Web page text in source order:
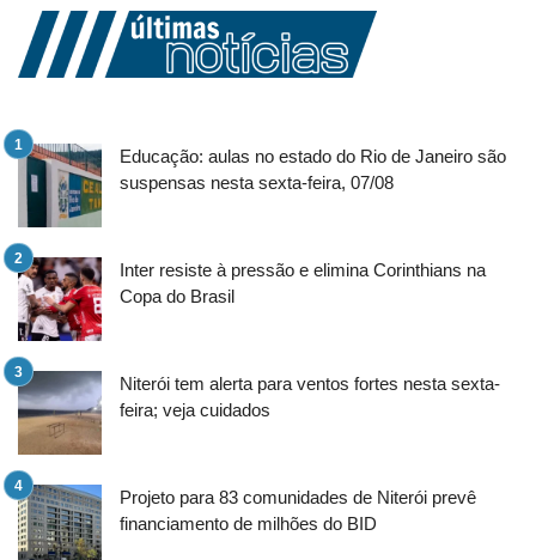
Educação: aulas no estado do Rio de Janeiro são
suspensas nesta sexta-feira, 07/08
Inter resiste à pressão e elimina Corinthians na
Copa do Brasil
Niterói tem alerta para ventos fortes nesta sexta-
feira; veja cuidados
Projeto para 83 comunidades de Niterói prevê
financiamento de milhões do BID